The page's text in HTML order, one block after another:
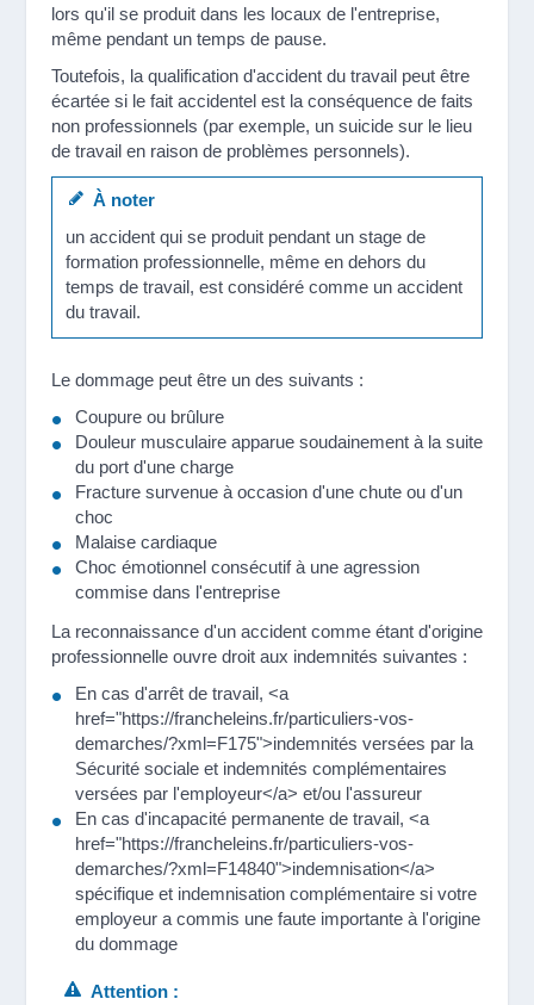
lors qu'il se produit dans les locaux de l'entreprise,
même pendant un temps de pause.
Toutefois, la qualification d'accident du travail peut être
écartée si le fait accidentel est la conséquence de faits
non professionnels (par exemple, un suicide sur le lieu
de travail en raison de problèmes personnels).
À noter
un accident qui se produit pendant un stage de
formation professionnelle, même en dehors du
temps de travail, est considéré comme un accident
du travail.
Le dommage peut être un des suivants :
Coupure ou brûlure
Douleur musculaire apparue soudainement à la suite
du port d'une charge
Fracture survenue à occasion d'une chute ou d'un
choc
Malaise cardiaque
Choc émotionnel consécutif à une agression
commise dans l'entreprise
La reconnaissance d'un accident comme étant d'origine
professionnelle ouvre droit aux indemnités suivantes :
En cas d'arrêt de travail, <a
href="https://francheleins.fr/particuliers-vos-
demarches/?xml=F175">indemnités versées par la
Sécurité sociale et indemnités complémentaires
versées par l'employeur</a> et/ou l'assureur
En cas d'incapacité permanente de travail, <a
href="https://francheleins.fr/particuliers-vos-
demarches/?xml=F14840">indemnisation</a>
spécifique et indemnisation complémentaire si votre
employeur a commis une faute importante à l'origine
du dommage
Attention :